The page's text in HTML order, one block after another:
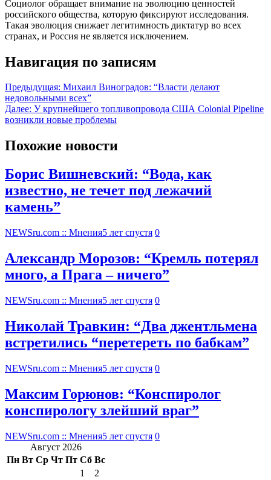
Социолог обращает внимание на эволюцию ценностей
российского общества, которую фиксируют исследования.
Такая эволюция снижает легитимность диктатур во всех
странах, и Россия не является исключением.
Навигация по записям
Предыдущая: Михаил Виноградов: “Власти делают
недовольными всех”
Далее: У крупнейшего топливопровода США Colonial Pipeline
возникли новые проблемы
Похожие новости
Борис Вишневский: “Вода, как
известно, не течет под лежачий
камень”
NEWSru.com :: Мнения5 лет спустя 0
Александр Морозов: “Кремль потерял
много, а Прага – ничего”
NEWSru.com :: Мнения5 лет спустя 0
Николай Травкин: “Два джентльмена
встретились “перетереть по бабкам”
NEWSru.com :: Мнения5 лет спустя 0
Максим Горюнов: “Конспиролог
конспирологу злейший враг”
NEWSru.com :: Мнения5 лет спустя 0
Август 2026
Пн Вт Ср Чт Пт Сб Вс
1
2